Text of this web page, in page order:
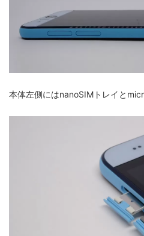
本体左側にはnanoSIMトレイと